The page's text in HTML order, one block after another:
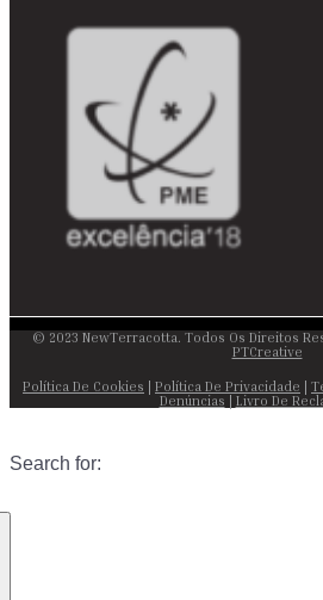
© 2023 NewTerracotta. Todos Os Direitos
PTCreative
Política De Cookies | Política De Privacidade |
Denúncias | Livro De
Search for: